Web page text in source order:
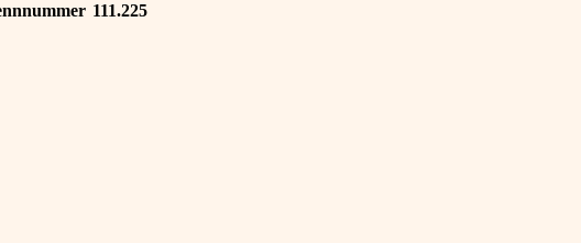
111.225